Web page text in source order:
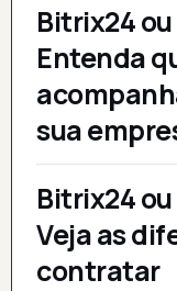
Bitrix24
Entenda
sua
Bitrix24
Veja as
contratar